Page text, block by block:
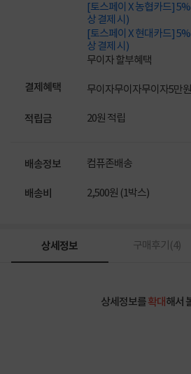
[토스페이 X 농협카드]
상 결제 시)
[토스페이 X 현대카드]
상 결제 시)
무이자 할부혜택
결제혜택 무이자무이자무이자5만원
적립금 20원 적립
배송정보 컴퓨존배송
배송비 2,500원 (1박스)
상세정보 구매후기(4)
상세정보를확대해서